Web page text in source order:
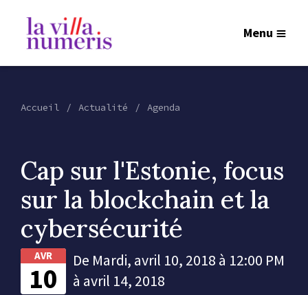
Menu
Accueil Actualité Agenda
Cap sur l'Estonie, focus
sur la blockchain et la
cybersécurité
AVR
10
De Mardi, avril 10, 2018 à 12:00 PM
à avril 14, 2018